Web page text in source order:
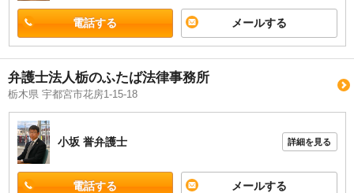
電話する メールする
弁護士法人栃のふたば法律事務所
栃木県 宇都宮市花房1-15-18
小坂 誉弁護士 詳細を見る
電話する メールする